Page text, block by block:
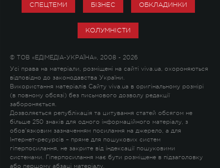
СПЕЦТЕМИ БІЗНЕС ОБКЛАДИНКИ
КОЛУМНІСТИ
© ТОВ «ЕДІМЕДІА-УКРАЇНА», 2008 - 2026
Усі права на матеріали, розміщені на сайті viva.ua, охороняються
відповідно до законодавства України.
Використання матеріалів Сайту viva.ua в оригінальному розмірі
(в повному обсязі) без письмового дозволу редакції
забороняється.
Дозволяється републікація та цитування статей обсягом не
більше 250 знаків для одного інформаційного матеріалу, з
обов'язковим зазначенням посилання на джерело, а для
Інтернет-ресурсів – пряме для пошукових систем
гіперпосилання, не закрите від індексації пошуковими
системами. Гіперпосилання має бути розміщене в підзаголовку
або першому абзаці матеріалу.